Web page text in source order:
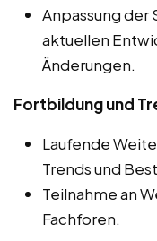
Anpassung der
aktuellen
Änderungen.
Fortbildung und
Laufende
Trends und
Teilnahme an
Fachforen.